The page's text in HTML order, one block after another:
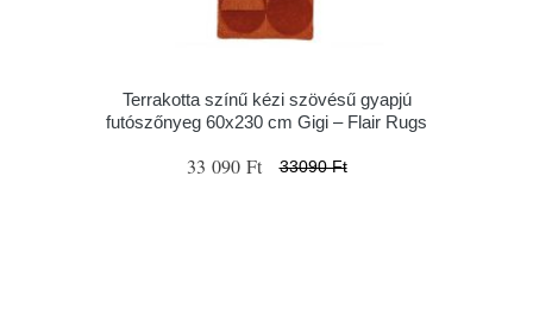
Terrakotta színű kézi szövésű gyapjú
futószőnyeg 60x230 cm Gigi – Flair Rugs
33 090 Ft 33090 Ft